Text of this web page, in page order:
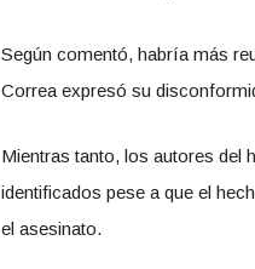
Según comentó, habría más
Correa expresó su
Mientras tanto, los autores del
identificados pese a que el
el asesinato.